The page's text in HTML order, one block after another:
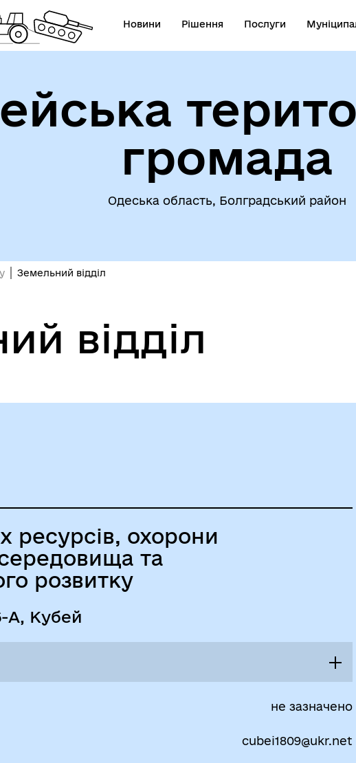
Новини Рішення Послуги
Допомога особам, які
вибухонебезпечних предметів
Інвестиційні проєкти
громада
Одеська область, Болградський район
Земельний відділ
відділ
ресурсів, охорони
та
розвитку
А, Кубей
не зазначено
cubei1809@ukr.net